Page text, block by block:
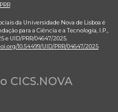
da Universidade Nova de Lisboa é
para a Ciência e a Tecnologia, I.P.,
e UID/PRR/04647/2025.
10.54499/UID/PRR/04647/2025
CICS.NOVA